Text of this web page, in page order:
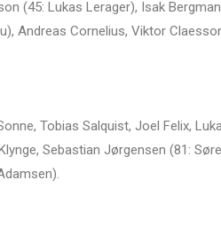
(45: Lukas Lerager), Isak
Andreas Cornelius, Viktor
Tobias Salquist, Joel Felix,
Sebastian Jørgensen (81: